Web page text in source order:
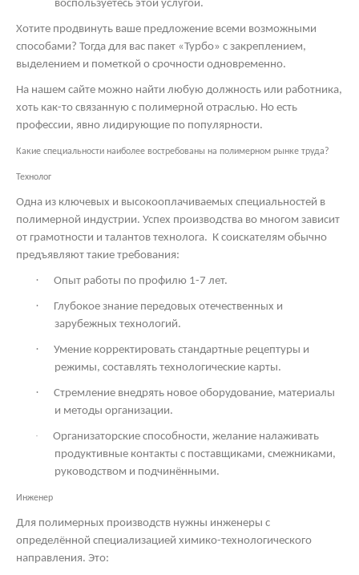
воспользуетесь этой услугой.
Хотите продвинуть ваше предложение всеми возможными
способами? Тогда для вас пакет «Турбо» с закреплением,
выделением и пометкой о срочности одновременно.
На нашем сайте можно найти любую должность или работника,
хоть как-то связанную с полимерной отраслью. Но есть
профессии, явно лидирующие по популярности.
Какие специальности наиболее востребованы на полимерном рынке труда?
Технолог
Одна из ключевых и высокооплачиваемых специальностей в
полимерной индустрии. Успех производства во многом зависит
от грамотности и талантов технолога. К соискателям обычно
предъявляют такие требования:
· Опыт работы по профилю 1-7 лет.
·
Глубокое знание передовых отечественных и
зарубежных технологий.
·
Умение корректировать стандартные рецептуры и
режимы, составлять технологические карты.
·
Стремление внедрять новое оборудование, материалы
и методы организации.
·
Организаторские способности, желание налаживать
продуктивные контакты с поставщиками, смежниками,
руководством и подчинёнными.
Инженер
Для полимерных производств нужны инженеры с
определённой специализацией химико-технологического
направления. Это: